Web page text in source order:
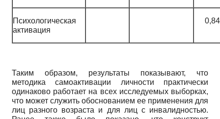
Психологическая
активация
Таким образом, результаты показывают, что
методика самоактивации личности практически
одинаково работает на всех исследуемых выборках,
что может служить обоснованием ее применения для
лиц разного возраста и для лиц с инвалидностью.